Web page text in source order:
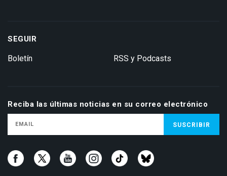
SEGUIR
Boletín RSS y Podcasts
Reciba las últimas noticias en su correo electrónico